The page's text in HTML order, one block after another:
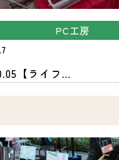
PC工房
【ライフ...